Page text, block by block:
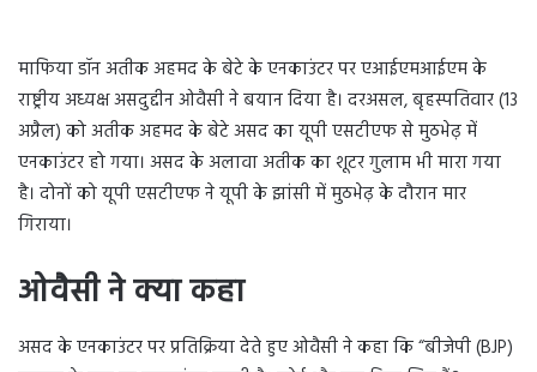
माफिया डॉन अतीक अहमद के बेटे के एनकाउंटर पर एआईएमआईएम के
राष्ट्रीय अध्यक्ष असदुद्दीन ओवैसी ने बयान दिया है। दरअसल, बृहस्पतिवार (13
अप्रैल) को अतीक अहमद के बेटे असद का यूपी एसटीएफ से मुठभेढ़ में
एनकाउंटर हो गया। असद के अलावा अतीक का शूटर गुलाम भी मारा गया
है। दोनों को यूपी एसटीएफ ने यूपी के झांसी में मुठभेढ़ के दौरान मार
गिराया।
ओवैसी ने क्या कहा
असद के एनकाउंटर पर प्रतिक्रिया देते हुए ओवैसी ने कहा कि “बीजेपी (BJP)